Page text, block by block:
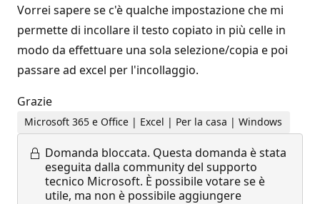
Vorrei sapere se c'è qualche impostazione che mi
permette di incollare il testo copiato in più celle in
modo da effettuare una sola selezione/copia e poi
passare ad excel per l'incollaggio.
Grazie
Microsoft 365 e Office | Excel | Per la casa | Windows
Domanda bloccata. Questa domanda è stata
eseguita dalla community del supporto
tecnico Microsoft. È possibile votare se è
utile, ma non è possibile aggiungere